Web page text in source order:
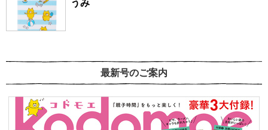
うみ
最新号のご案内